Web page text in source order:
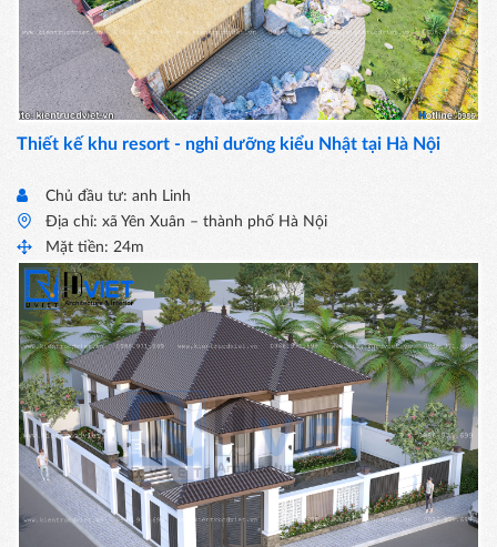
Thiết kế khu resort - nghỉ dưỡng kiểu Nhật tại Hà Nội
Chủ đầu tư: anh Linh
Địa chỉ: xã Yên Xuân – thành phố Hà Nội
Mặt tiền: 24m